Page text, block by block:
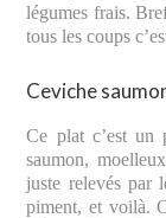
légumes frais.
tous les coups
Ceviche
Ce plat c’est un
saumon,
juste relevés par
piment, et voilà.